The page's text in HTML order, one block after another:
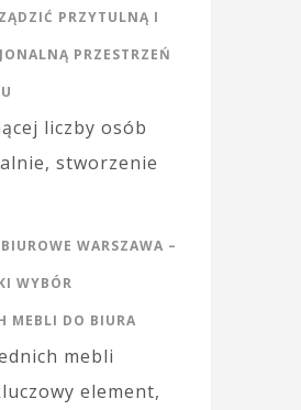
PRZYTULNĄ I
PRZESTRZEŃ
liczby osób
stworzenie
WARSZAWA –
WYBÓR
MEBLI DO BIURA
mebli
element,